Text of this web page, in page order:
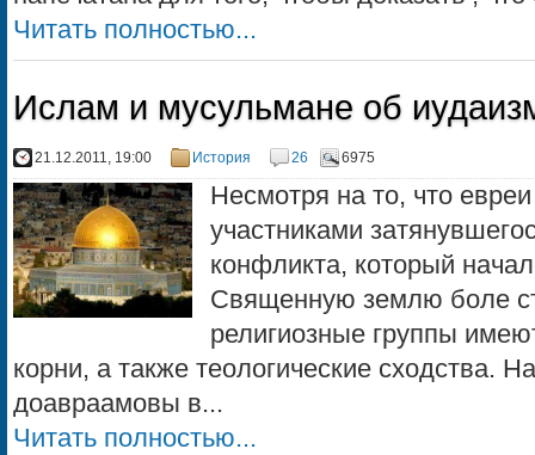
Читать полностью...
Ислам и мусульмане об
21.12.2011, 19:00 История 26 6975
Несмотря на то, что
участниками
конфликта, который
Священную землю боле
религиозные группы
корни, а также теологические сходства.
доавраамовы в...
Читать полностью...